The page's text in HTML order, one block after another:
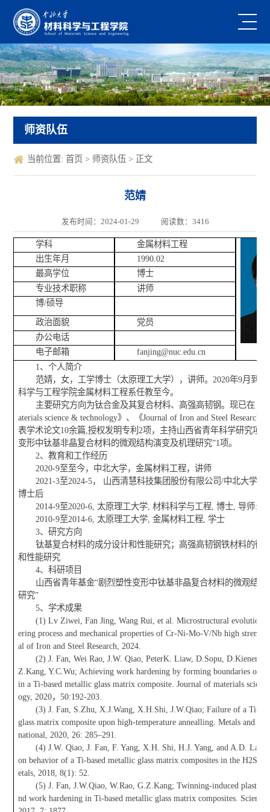
师资队伍
当前位置: 首页 > 师资队伍 > 正文
范婧
发布时间：2024-01-29 阅读数： 3416
学科
金属材料工程
出生年月
1990.02
最高学位
博士
专业技术职称
讲师
博/硕导
政治面貌
党员
办公电话
电子邮箱
fanjing@nuc.edu.cn
1、个人简介
范婧，女，工学博士（太原理工大学），讲师。2020年9月到
科学与工程学院金属材料工程系任教至今。
主要研究方向为钛合金及其复合材料、高强高韧钢。现已在《
aterials science & technology》、《Journal of Iron and Steel Research
表学术论文10余篇,授权发明专利2项，主持山西省青年科学研究项
变形中钛基非晶复合材料的微观结构演变及机理研究”1项。
2、教育和工作经历
2020-9至至今，中北大学，金属材料工程，讲师
2021-3至2024-5， 山西清慧科技集团股份有限公司/中北大学，
博士后
2014-9至2020-6, 太原理工大学, 材料科学与工程, 博士, 导师:
2010-9至2014-6, 太原理工大学, 金属材料工程, 学士
3、研究方向
钛基复合材料的成分设计和性能研究；高强高韧钢铁材料的微
和性能研究
4、科研项目
山西省青年基金“剧烈塑性变形中钛基非晶复合材料的微观结构
研究”
5、学术成果
(1) Lv Ziwei, Fan Jing, Wang Rui, et al. Microstructural evolution
ering process and mechanical properties of Cr-Ni-Mo-V/Nb high
al of Iron and Steel Research, 2024.
(2) J. Fan, Wei Rao, J.W. Qiao, PeterK. Liaw, D.Sopu, D.Kiener,
Z.Kang, Y.C.Wu; Achieving work hardening by forming boundaries on
in a Ti-based metallic glass matrix composite. Journal of materials
ogy, 2020，50:192-203.
(3) J. Fan, S.Zhu, X.J.Wang, X.H.Shi, J.W.Qiao; Failure of a Ti-
glass matrix composite upon high-temperature annealling. Metals and
national, 2020, 26: 285–291.
(4) J.W. Qiao, J. Fan, F. Yang, X.H. Shi, H.J. Yang, and A.D. Lan.
on behavior of a Ti-based metallic glass matrix composites in the
etals, 2018, 8(1): 52.
(5) J. Fan, J.W.Qiao, W.Rao, G.Z.Kang; Twinning-induced
nd work hardening in Ti-based metallic glass matrix composites.